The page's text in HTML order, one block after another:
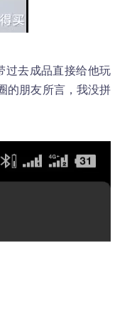
过去成品直接给他玩
的朋友所言，我没拼